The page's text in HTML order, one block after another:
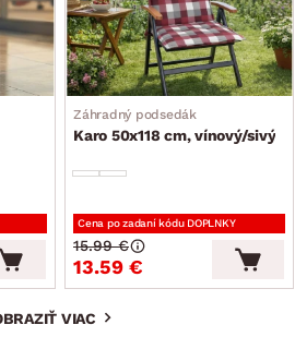
Záhradný podsedák
Karo 50x118 cm, vínový/sivý
Cena po zadaní kódu DOPLNKY
13.59 €
15.99 €
VIAC